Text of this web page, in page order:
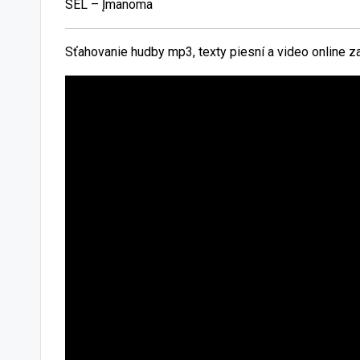
SEL – Įmanoma
Sťahovanie hudby mp3, texty piesní a video online